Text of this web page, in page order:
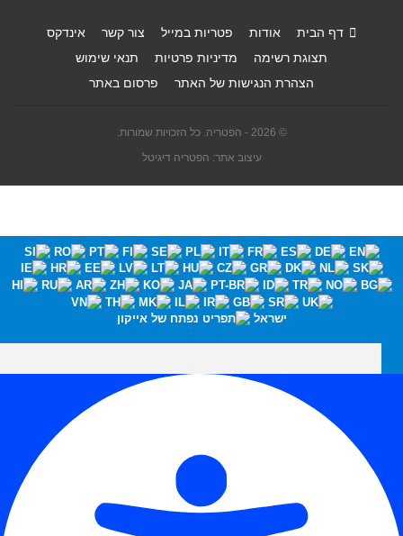
דף הבית אודות פטריות במייל צור קשר
אינדקס
תצוגת רשימה
מדיניות פרטיות
תנאי שימוש
הצהרת הנגישות של האתר
פרסום באתר
© 2026 - הפטריה. כל הזכויות שמורות.
עיצוב אתר: הפטריה דיגיטל
ישראל